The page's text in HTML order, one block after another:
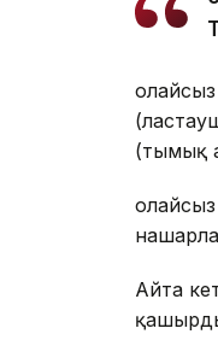
(тымық
Айта